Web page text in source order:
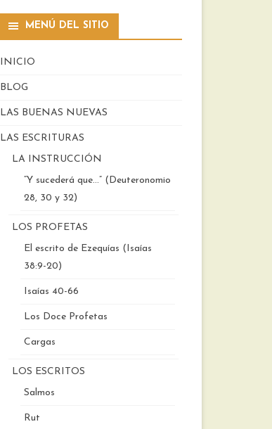
MENÚ DEL SITIO
INICIO
BLOG
LAS BUENAS NUEVAS
LAS ESCRITURAS
LA INSTRUCCIÓN
“Y sucederá que…” (Deuteronomio
28, 30 y 32)
LOS PROFETAS
El escrito de Ezequías (Isaías
38:9-20)
Isaías 40-66
Los Doce Profetas
Cargas
LOS ESCRITOS
Salmos
Rut